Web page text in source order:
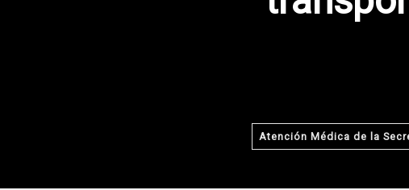
Atención Médica de la